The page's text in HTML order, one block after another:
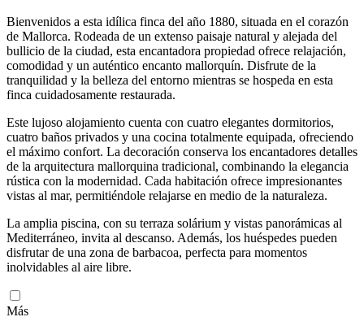
Bienvenidos a esta idílica finca del año 1880, situada en el corazón
de Mallorca. Rodeada de un extenso paisaje natural y alejada del
bullicio de la ciudad, esta encantadora propiedad ofrece relajación,
comodidad y un auténtico encanto mallorquín. Disfrute de la
tranquilidad y la belleza del entorno mientras se hospeda en esta
finca cuidadosamente restaurada.
Este lujoso alojamiento cuenta con cuatro elegantes dormitorios,
cuatro baños privados y una cocina totalmente equipada, ofreciendo
el máximo confort. La decoración conserva los encantadores detalles
de la arquitectura mallorquina tradicional, combinando la elegancia
rústica con la modernidad. Cada habitación ofrece impresionantes
vistas al mar, permitiéndole relajarse en medio de la naturaleza.
La amplia piscina, con su terraza solárium y vistas panorámicas al
Mediterráneo, invita al descanso. Además, los huéspedes pueden
disfrutar de una zona de barbacoa, perfecta para momentos
inolvidables al aire libre.
Más